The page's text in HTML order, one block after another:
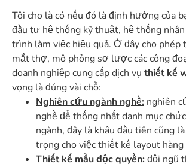
Tôi cho là có nếu đó là định hướng của
đầu tư hệ thống kỹ thuật, hệ thống
trình làm việc hiệu quả. Ở đây cho phép
mắt thợ, mô phỏng sơ lược các công
doanh nghiệp cung cấp dịch vụ thiết kế
vọng là đúng vài chỗ:
Nghiên cứu ngành nghề: nghiên
nghề để thống nhất danh mục
ngành, đây là khâu đầu tiên cũng
trọng cho việc thiết kế layout
Thiết kế mẫu độc quyền:đội ngũ